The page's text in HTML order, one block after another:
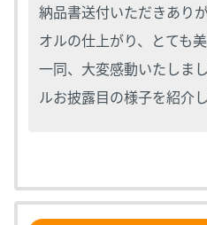
納品書送付いただきあり
オルの仕上がり、とても
一同、大変感動いたしま
ルお披露目の様子を紹